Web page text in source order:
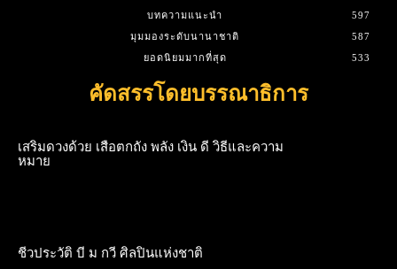
บทความแนะนำ
597
มุมมองระดับนานาชาติ
587
ยอดนิยมมากที่สุด
533
คัดสรรโดยบรรณาธิการ
เสริมดวงด้วย เสือตกถัง พลัง เงิน ดี วิธีและความ
หมาย
ชีวประวัติ บี ม กวี ศิลปินแห่งชาติ